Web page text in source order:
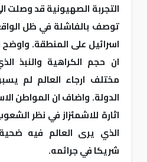
التجربة الصهيونية قد
توصف بالفاشلة في ظل
اسرائيل على المنطقة.
ان حجم الكراهية والنبذ
مختلف ارجاء العالم لم
الدولة. واضاف ان المواطن
اثارة للاشمئزاز في نظر
الذي يرى العالم فيه
شريكا في جرائمه.